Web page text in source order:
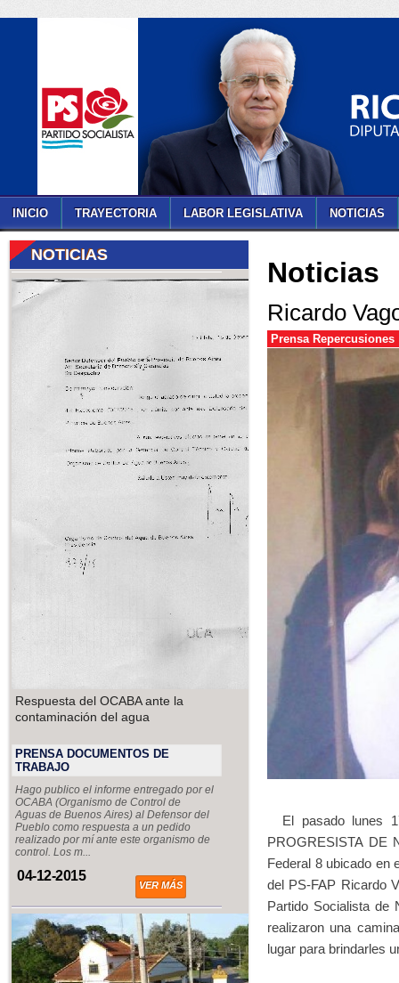
INICIO TRAYECTORIA LABOR LEGISLATIVA NOTICIAS
NOTICIAS
Respuesta del OCABA ante la
contaminación del agua
PRENSA DOCUMENTOS DE
TRABAJO
Hago publico el informe entregado por el
OCABA (Organismo de Control de
Aguas de Buenos Aires) al Defensor del
Pueblo como respuesta a un pedido
realizado por mí ante este organismo de
control. Los m...
04-12-2015
VER MÁS
Noticias
Ricardo
Prensa Repercusiones
El pasado lunes
PROGRESISTA DE
Federal 8 ubicado en
del PS-FAP Ricardo
Partido Socialista de
realizaron una
lugar para brindarles